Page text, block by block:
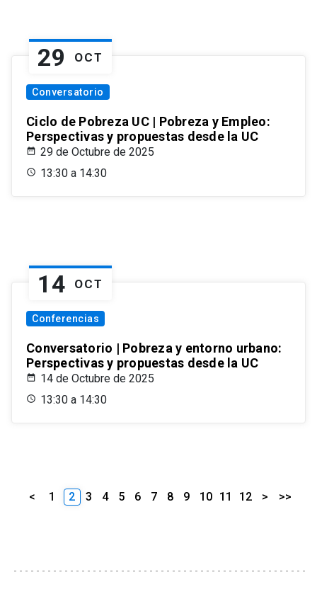
29 OCT
Conversatorio
Ciclo de Pobreza UC | Pobreza y Empleo:
Perspectivas y propuestas desde la UC
29 de Octubre de 2025
13:30 a 14:30
14 OCT
Conferencias
Conversatorio | Pobreza y entorno urbano:
Perspectivas y propuestas desde la UC
14 de Octubre de 2025
13:30 a 14:30
< 1 2 3 4 5 6 7 8 9 10 11 12 > >>